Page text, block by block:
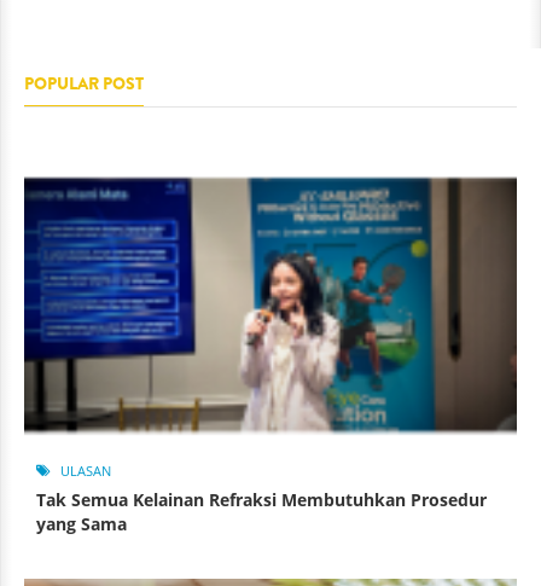
POPULAR POST
ULASAN
Tak Semua Kelainan Refraksi Membutuhkan Prosedur
yang Sama